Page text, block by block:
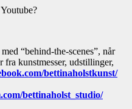
“behind-the-scenes”, når
kunstmesser, udstillinger,
bettinaholstkunst/
bettinaholst_studio/